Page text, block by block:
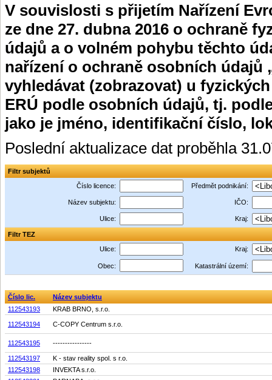
V souvislosti s přijetím Nařízení
ze dne 27. dubna 2016 o ochraně
údajů a o volném pohybu těchto
nařízení o ochraně osobních údajů
vyhledávat (zobrazovat) u
ERÚ podle osobních údajů, tj.
jako je jméno, identifikační číslo,
Poslední aktualizace dat proběhla
Filtr subjektů
Číslo licence:
Předmět podnikání:
Název subjektu: IČO:
Ulice: Kraj:
Filtr TEZ
Ulice:
Kraj:
Obec: Katastrální území:
Číslo lic.
Název subjektu
112543193
KRAB BRNO, s.r.o.
112543194 C-COPY Centrum s.r.o.
112543195 ----------------
112543197
K - stav reality spol. s r.o.
112543198
INVEKTA s.r.o.